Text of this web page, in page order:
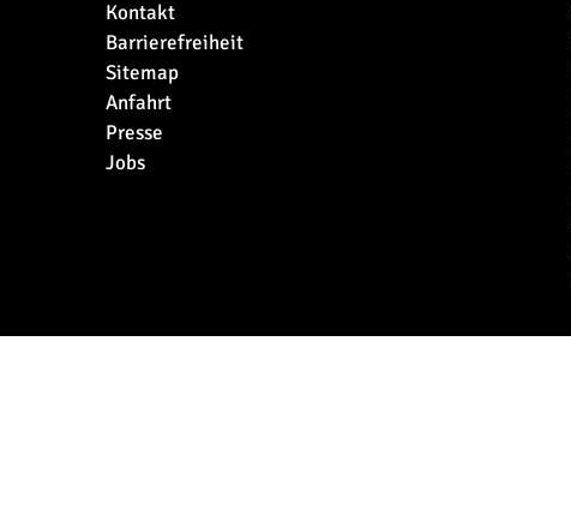
Kontakt
Barrierefreiheit
Sitemap
Anfahrt
Presse
Jobs